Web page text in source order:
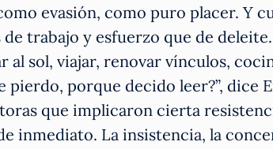
evasión, como puro placer. Y
trabajo y esfuerzo que de
sol, viajar, renovar vínculos,
pierdo, porque decido leer?”, dice
que implicaron cierta
inmediato. La insistencia, la